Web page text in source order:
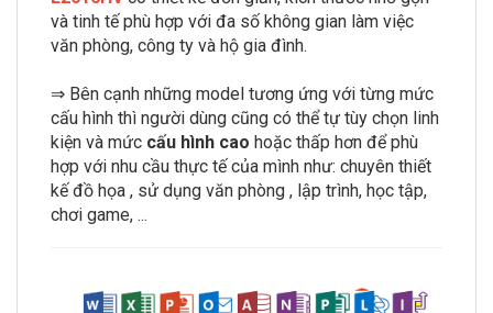
và tinh tế phù hợp với đa số không gian làm việc
văn phòng, công ty và hộ gia đình.
⇒ Bên cạnh những model tương ứng với từng mức
cấu hình thì người dùng cũng có thể tự tùy chọn linh
kiện và mức cấu hình cao hoặc thấp hơn để phù
hợp với nhu cầu thực tế của mình như: chuyên thiết
kế đồ họa , sử dụng văn phòng , lập trình, học tập,
chơi game, ...